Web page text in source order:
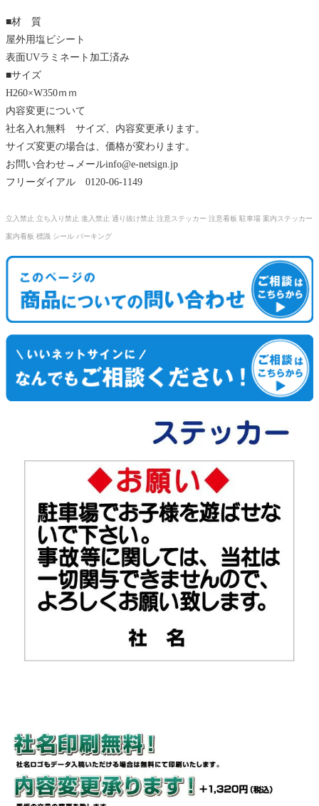
■材 質
屋外用塩ビシート
表面UVラミネート加工済み
■サイズ
H260×W350ｍｍ
内容変更について
社名入れ無料 サイズ、内容変更承ります。
サイズ変更の場合は、価格が変わります。
お問い合わせ→メールinfo@e-netsign.jp
フリーダイアル 0120-06-1149
立入禁止 立ち入り禁止 進入禁止 通り抜け禁止 注意ステッカー 注意看板 駐車場 案内ステッカー
案内看板 標識 シール パーキング